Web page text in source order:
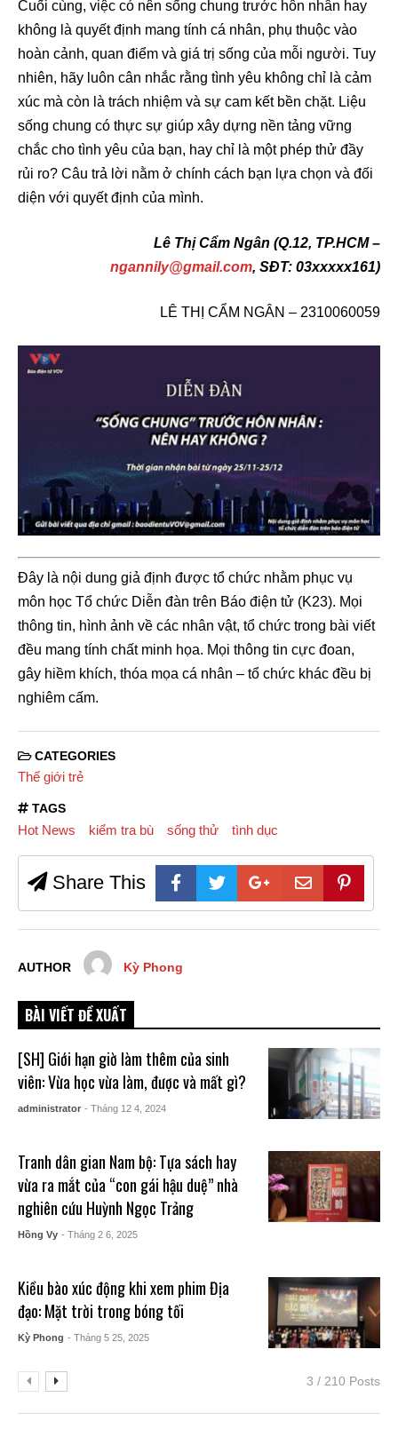
Cuối cùng, việc có nên sống chung trước hôn nhân hay
không là quyết định mang tính cá nhân, phụ thuộc vào
hoàn cảnh, quan điểm và giá trị sống của mỗi người. Tuy
nhiên, hãy luôn cân nhắc rằng tình yêu không chỉ là cảm
xúc mà còn là trách nhiệm và sự cam kết bền chặt. Liệu
sống chung có thực sự giúp xây dựng nền tảng vững
chắc cho tình yêu của bạn, hay chỉ là một phép thử đầy
rủi ro? Câu trả lời nằm ở chính cách bạn lựa chọn và đối
diện với quyết định của mình.
Lê Thị Cẩm Ngân (Q.12, TP.HCM –
ngannily@gmail.com, SĐT: 03xxxxx161)
LÊ THỊ CẨM NGÂN – 2310060059
Đây là nội dung giả định được tổ chức nhằm phục vụ
môn học Tổ chức Diễn đàn trên Báo điện tử (K23). Mọi
thông tin, hình ảnh về các nhân vật, tổ chức trong bài viết
đều mang tính chất minh họa. Mọi thông tin cực đoan,
gây hiềm khích, thóa mọa cá nhân – tổ chức khác đều bị
nghiêm cấm.
CATEGORIES
Thế giới trẻ
TAGS
Hot News kiểm tra bù sống thử tình dục
Share This
AUTHOR Kỳ Phong
BÀI VIẾT ĐỀ XUẤT
[SH] Giới hạn giờ làm thêm của sinh
viên: Vừa học vừa làm, được và mất gì?
administrator - Tháng 12 4, 2024
Tranh dân gian Nam bộ: Tựa sách hay
vừa ra mắt của “con gái hậu duệ” nhà
nghiên cứu Huỳnh Ngọc Trảng
Hồng Vy - Tháng 2 6, 2025
Kiều bào xúc động khi xem phim Địa
đạo: Mặt trời trong bóng tối
Kỳ Phong - Tháng 5 25, 2025
3 / 210 Posts